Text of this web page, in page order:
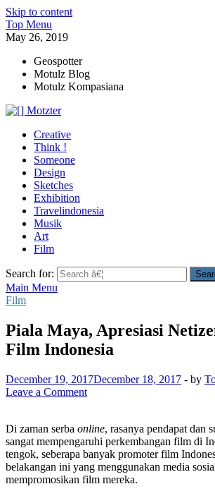
Skip to content
Top Menu
May 26, 2019
Geospotter
Motulz Blog
Motulz Kompasiana
[] Motzter
Cerita Ide Kreatif
Creative
Think !
Someone
Design
Sketches
Exhibition
Travelindonesia
Musik
Art
Film
Search for:
Main Menu
Film
Piala Maya, Apresiasi
Film Indonesia
December 19, 2017December 18, 2017 - by
Leave a Comment
Di zaman serba online, rasanya pendapat dan
sangat mempengaruhi perkembangan film di
tengok, seberapa banyak promoter film
belakangan ini yang menggunakan media
mempromosikan film mereka.